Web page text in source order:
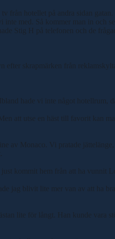
från hotellet på andra sidan
med. Så kommer man in och
Stig H på telefonen och de
skrapmärken från
hade vi inte något hotellrum,
att utse en häst till favorit kan
av Monaco. Vi pratade
kommit hem från att ha vunnit
jag blivit lite mer van av att ha
lite för långt. Han kunde vara